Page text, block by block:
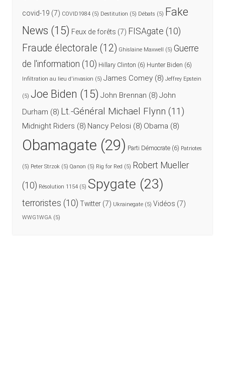
covid-19 (7) COVID1984(5) Destitution (5) Débats (5) Fake
News (15) Feux de forêts (7) FISAgate (10)
Fraude électorale (12) Ghislaine Maxwell (5) Guerre
de l'information (10) Hillary Clinton (6) Hunter Biden (6)
Infiltration au lieu d'invasion (5) James Comey(8) Jeffrey Epstein
(5) Joe Biden (15) John Brennan (8) John
Durham (8) Lt.-Général Michael Flynn (11)
Midnight Riders (8) Nancy Pelosi (8) Obama (8)
Obamagate (29) Parti Démocrate(6) Patriotes
(5) Peter Strzok(5) Qanon (5) Rig for Red (5) Robert Mueller
(10) Résolution 1154(5) Spygate (23)
terroristes (10) Twitter(7) Ukrainegate(5) Vidéos (7)
WWG1WGA(5)